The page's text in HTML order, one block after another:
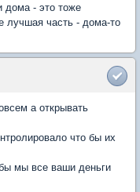
дома - это тоже
лучшая часть - дома-то
а открывать
что бы их
мы все ваши деньги